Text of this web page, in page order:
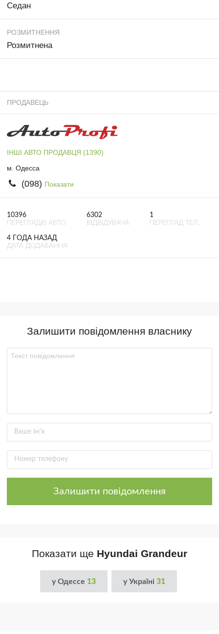
Седан
РОЗМИТНЕННЯ
Розмитнена
ПРОДАВЕЦЬ
ІНШІ АВТО ПРОДАВЦЯ (1390)
м. Одесса
(098) Показати
10396
ПЕРЕГЛЯДІВ АВТО
6302
ВІДВІДУВАЧА
1
ПЕРЕГЛЯД ТЕЛ.
4 ГОДА НАЗАД
ДАТА ДОДАВАННЯ
Залишити повідомлення власнику
Залишити повідомлення
Показати ще Hyundai Grandeur
у Одессе 13 у Україні 31